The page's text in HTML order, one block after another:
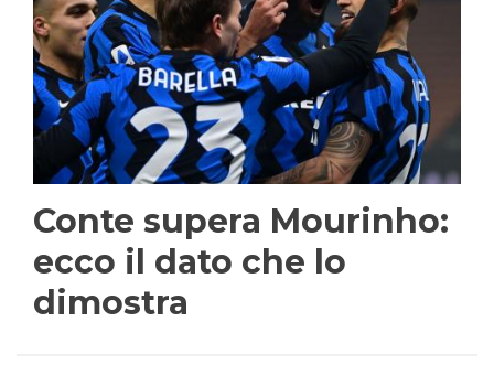
Conte supera Mourinho:
ecco il dato che lo
dimostra